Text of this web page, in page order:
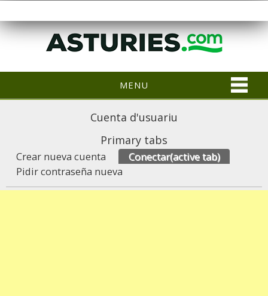
MENU
Cuenta d'usuariu
Primary tabs
Crear nueva cuenta Conectar(active tab)
Pidir contraseña nueva